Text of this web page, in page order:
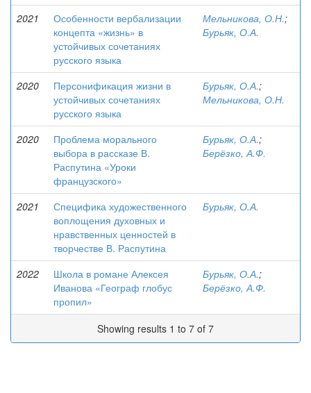
2021
Особенности вербализации
концепта «жизнь» в
устойчивых сочетаниях
русского языка
Мельникова, О.Н.;
Бурьяк, О.А.
2020
Персонификация жизни в
устойчивых сочетаниях
русского языка
Бурьяк, О.А.;
Мельникова, О.Н.
2020
Проблема морального
выбора в рассказе В.
Распутина «Уроки
французского»
Бурьяк, О.А.;
Берёзко, А.Ф.
2021
Специфика художественного
воплощения духовных и
нравственных ценностей в
творчестве В. Распутина
Бурьяк, О.А.
2022
Школа в романе Алексея
Иванова «Географ глобус
пропил»
Бурьяк, О.А.;
Берёзко, А.Ф.
Showing results 1 to 7 of 7